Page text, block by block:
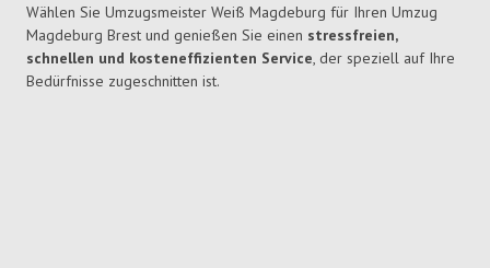
Wählen Sie Umzugsmeister Weiß Magdeburg für Ihren Umzug
Magdeburg Brest und genießen Sie einen stressfreien,
schnellen und kosteneffizienten Service, der speziell auf Ihre
Bedürfnisse zugeschnitten ist.